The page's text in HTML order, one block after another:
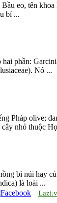
eo, tên
bí ...
phần:
Nó ...
Pháp olive;
nhỏ thuộc
bì núi hay
là loài ...